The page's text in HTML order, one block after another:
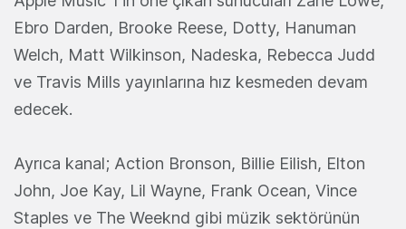
Ebro Darden, Brooke Reese, Dotty, Hanuman
Welch, Matt Wilkinson, Nadeska, Rebecca Judd
ve Travis Mills yayınlarına hız kesmeden devam
edecek.
Ayrıca kanal; Action Bronson, Billie Eilish, Elton
John, Joe Kay, Lil Wayne, Frank Ocean, Vince
Staples ve The Weeknd gibi müzik sektörünün